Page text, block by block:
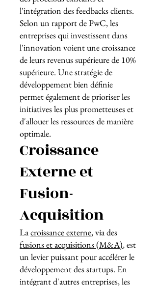
l'intégration des feedbacks clients.
Selon un rapport de PwC, les
entreprises qui investissent dans
l'innovation voient une croissance
de leurs revenus supérieure de 10%
supérieure. Une stratégie de
développement bien définie
permet également de prioriser les
initiatives les plus prometteuses et
d'allouer les ressources de manière
optimale.
Croissance
Externe et
Fusion-
Acquisition
Lacroissance externe, via des
fusions et acquisitions (M&A), est
un levier puissant pour accélérer le
développement des startups. En
intégrant d'autres entreprises, les